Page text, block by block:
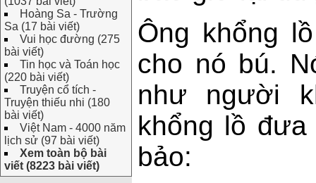
Hoàng Sa - Trường
Sa (17 bài viết)
Vui học đường (275
bài viết)
Tin học và Toán học
(220 bài viết)
Truyện cổ tích -
Truyện thiếu nhi (180
bài viết)
Việt Nam - 4000 năm
lịch sử (97 bài viết)
Xem toàn bộ bài
viết (8223 bài viết)
Ông khổng
cho nó bú.
như người
khổng lồ
bảo: